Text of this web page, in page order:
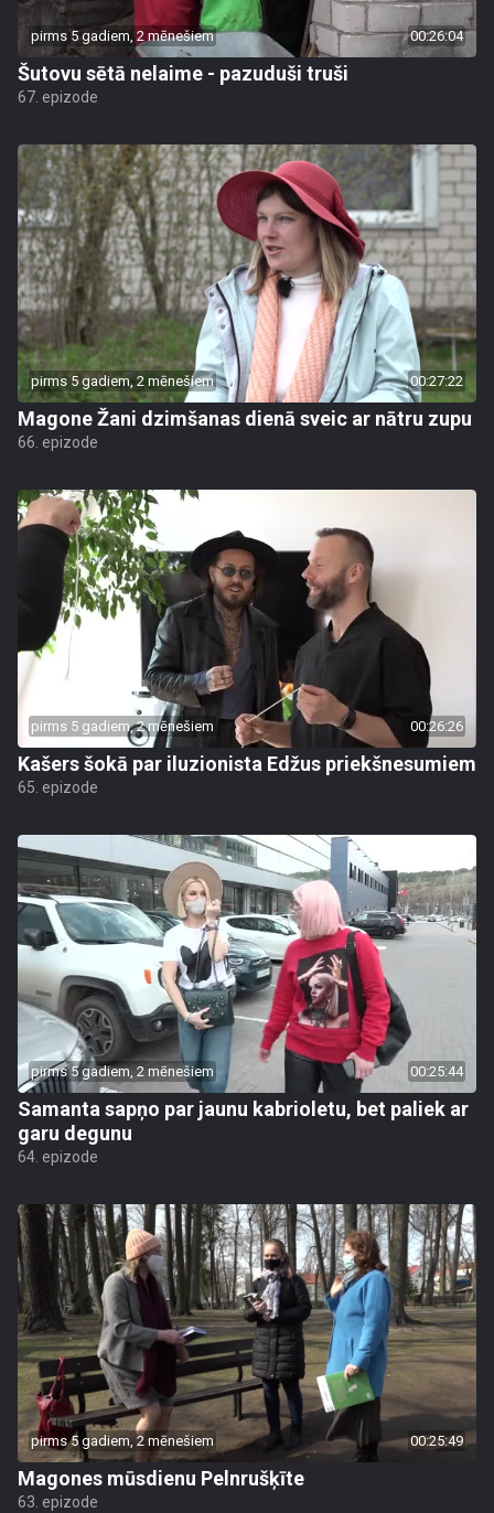
pirms 5 gadiem, 2 mēnešiem 00:26:04
Šutovu sētā nelaime - pazuduši truši
67. epizode
pirms 5 gadiem, 2 mēnešiem 00:27:22
Magone Žani dzimšanas dienā sveic ar nātru zupu
66. epizode
pirms 5 gadiem, 2 mēnešiem 00:26:26
Kašers šokā par iluzionista Edžus priekšnesumiem
65. epizode
pirms 5 gadiem, 2 mēnešiem 00:25:44
Samanta sapņo par jaunu kabrioletu, bet paliek ar
garu degunu
64. epizode
pirms 5 gadiem, 2 mēnešiem 00:25:49
Magones mūsdienu Pelnrušķīte
63. epizode